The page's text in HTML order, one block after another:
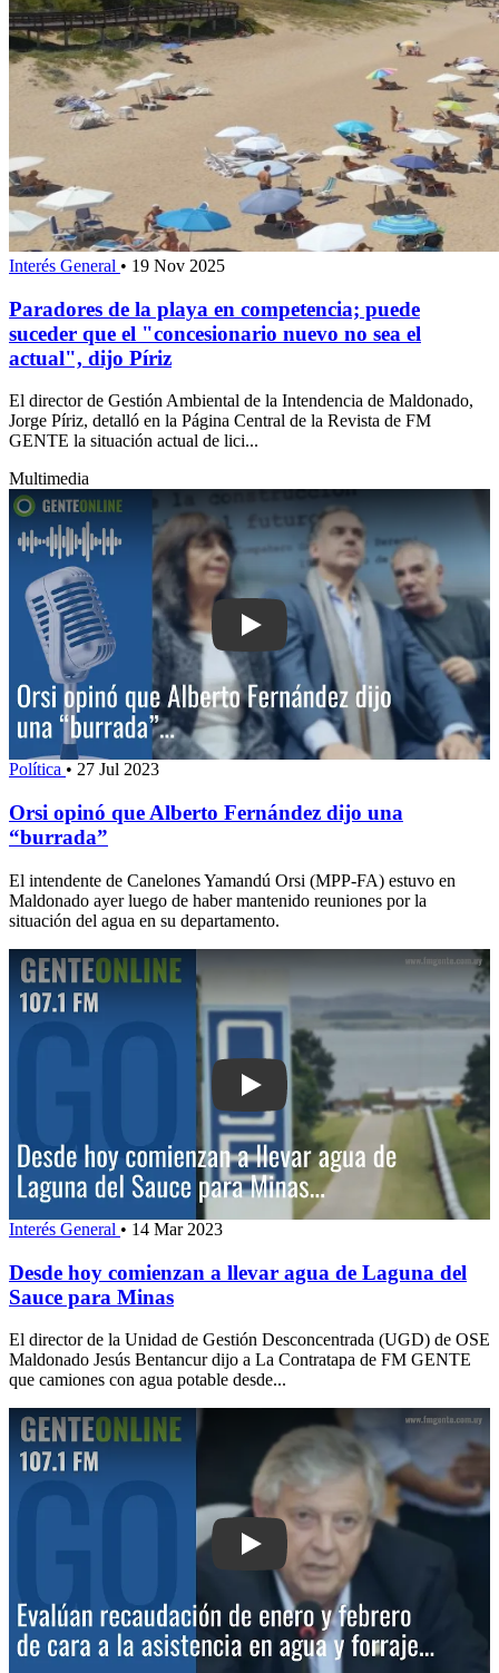
Interés General • 19 Nov 2025
Paradores de la playa en competencia; puede
suceder que el "concesionario nuevo no sea el
actual", dijo Píriz
El director de Gestión Ambiental de la Intendencia de Maldonado,
Jorge Píriz, detalló en la Página Central de la Revista de FM
GENTE la situación actual de lici...
Multimedia
Play: Orsi opinó que Alberto
Política • 27 Jul 2023
Orsi opinó que Alberto Fernández dijo una
“burrada”
El intendente de Canelones Yamandú Orsi (MPP-FA) estuvo en
Maldonado ayer luego de haber mantenido reuniones por la
situación del agua en su departamento.
Play: Desde hoy comienzan a llevar
Interés General • 14 Mar 2023
Desde hoy comienzan a llevar agua de Laguna del
Sauce para Minas
El director de la Unidad de Gestión Desconcentrada (UGD) de OSE
Maldonado Jesús Bentancur dijo a La Contratapa de FM GENTE
que camiones con agua potable desde...
Play: Evalúan recaudación de enero